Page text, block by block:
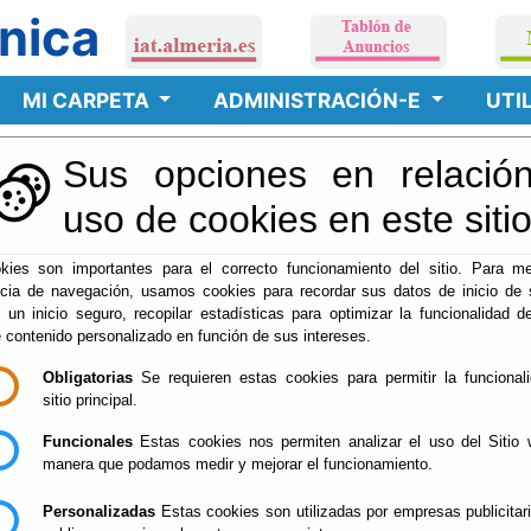
Sus opciones en
uso de cookies en este sitio
son importantes para el correcto funcionamiento del sitio. Para
de navegación, usamos cookies para recordar sus datos de inicio de
un inicio seguro, recopilar estadísticas para optimizar la funcionalidad
contenido personalizado en función de sus intereses.
Obligatorias Se requieren estas cookies para permitir la
sitio principal.
Funcionales Estas cookies nos permiten analizar el uso del Sitio
manera que podamos medir y mejorar el funcionamiento.
Personalizadas Estas cookies son utilizadas por empresas
MI CARPETA ADMINISTRACIÓN-E
SEDE
INCIDENCIAS
a los usuarios del
el horario de
9:00 a
de Lunes a Jueves
,